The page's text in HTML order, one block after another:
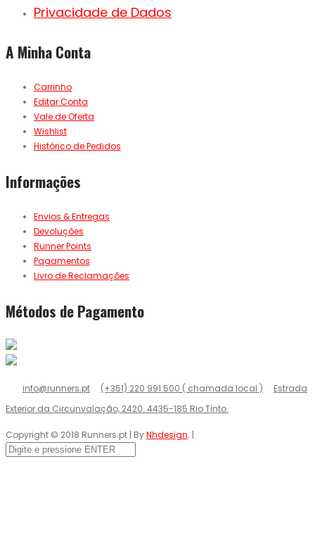
Privacidade de Dados
A Minha Conta
Carrinho
Editar Conta
Vale de Oferta
Wishlist
Histórico de Pedidos
Informações
Envios & Entregas
Devoluções
Runner Points
Pagamentos
Livro de Reclamações
Métodos de Pagamento
info@runners.pt (+351) 220 991 500 ( chamada local )
Estrada
Exterior da Circunvalação, 2420. 4435-185 Rio Tinto.
Copyright © 2018 Runners.pt | ByNhdesign. |